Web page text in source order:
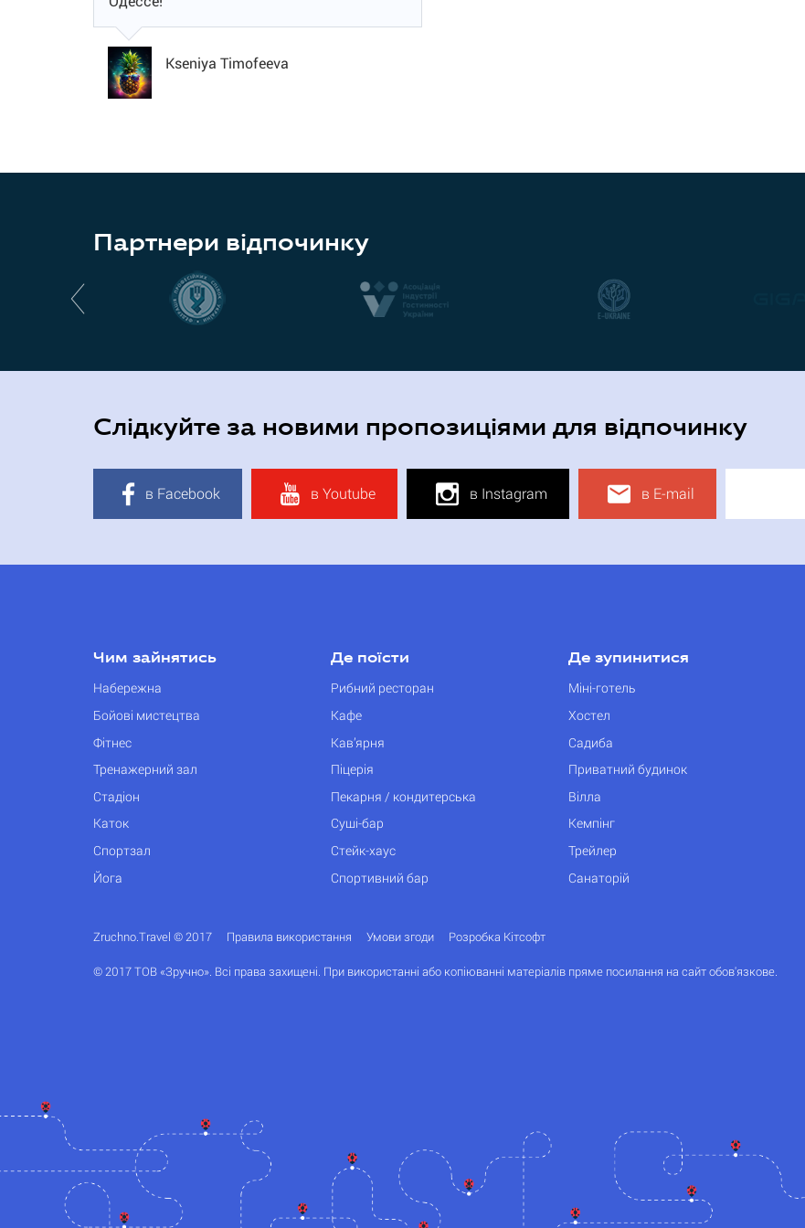
Kseniya Timofeeva
Партнери відпочинку
Слідкуйте за новими пропозиціями для відпочинку
в Facebook в Youtube в Instagram в E-mail
Чим зайнятись
Набережна
Бойові мистецтва
Фітнес
Тренажерний зал
Стадіон
Каток
Спортзал
Йога
Де поїсти
Рибний ресторан
Кафе
Кав’ярня
Піцерія
Пекарня / кондитерська
Суші-бар
Стейк-хаус
Спортивний бар
Де зупинитися
Міні-готель
Хостел
Садиба
Приватний будинок
Вілла
Кемпінг
Трейлер
Санаторій
Zruchno.Travel © 2017 Правила використання Умови згоди Розробка Кітсофт
© 2017 ТОВ «Зручно». Всі права захищені. При використанні або копіюванні матеріалів пряме посилання на сайт обов'язкове.